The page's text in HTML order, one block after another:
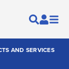
AND SERVICES